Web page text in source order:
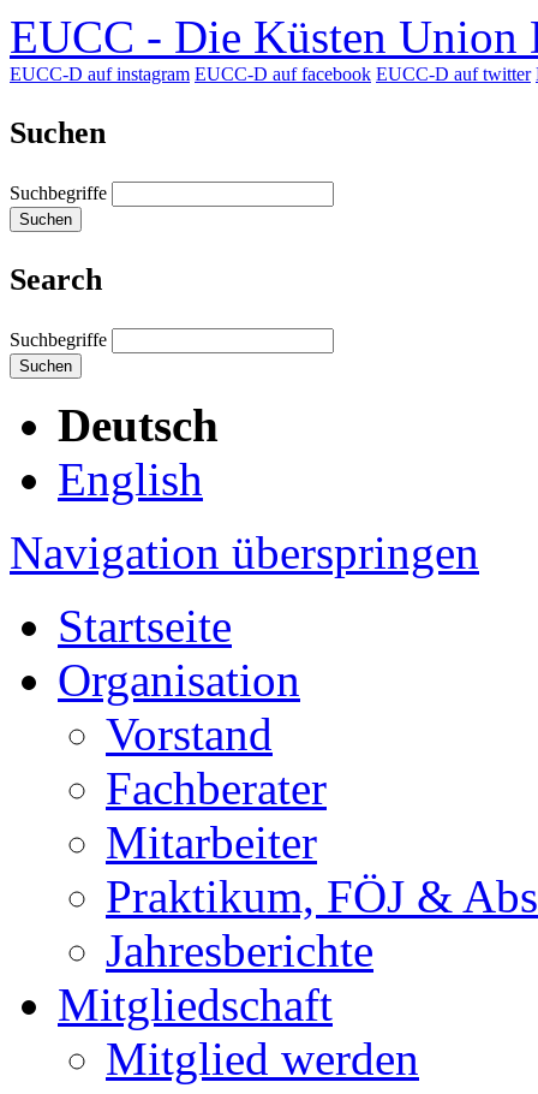
EUCC - Die Küsten Union
EUCC-D auf instagram EUCC-D auf facebook EUCC-D auf twitter
Suchen
Suchbegriffe
Suchen
Search
Suchbegriffe
Suchen
Deutsch
English
Navigation überspringen
Startseite
Organisation
Vorstand
Fachberater
Mitarbeiter
Praktikum, FÖJ &
Jahresberichte
Mitgliedschaft
Mitglied werden